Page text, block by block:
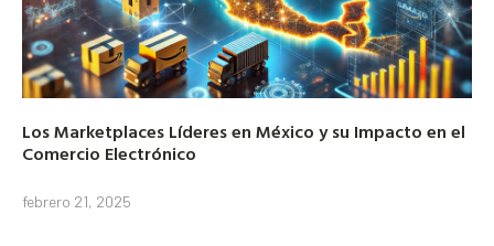
Los Marketplaces Líderes en México y su Impacto en el
Comercio Electrónico
febrero 21, 2025